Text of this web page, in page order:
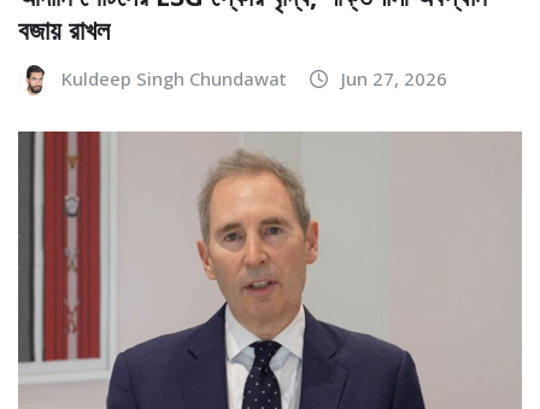
বজায় রাখল
Kuldeep Singh Chundawat Jun 27, 2026